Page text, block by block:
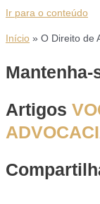
Ir para o conteúdo
Início » O Direito de
Artigos